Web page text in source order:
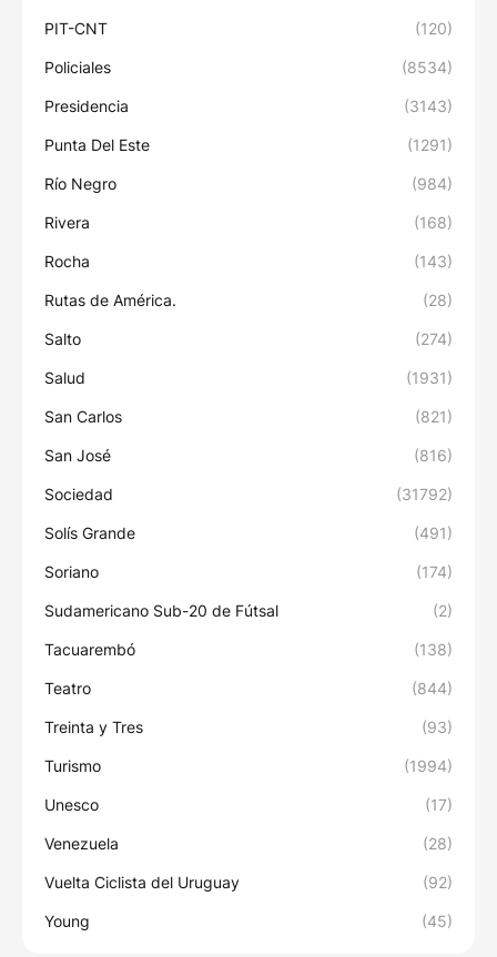
PIT-CNT (120)
Policiales (8534)
Presidencia (3143)
Punta Del Este (1291)
Río Negro (984)
Rivera (168)
Rocha (143)
Rutas de América. (28)
Salto (274)
Salud (1931)
San Carlos (821)
San José (816)
Sociedad (31792)
Solís Grande (491)
Soriano (174)
Sudamericano Sub-20 de Fútsal (2)
Tacuarembó (138)
Teatro (844)
Treinta y Tres (93)
Turismo (1994)
Unesco (17)
Venezuela (28)
Vuelta Ciclista del Uruguay (92)
Young (45)